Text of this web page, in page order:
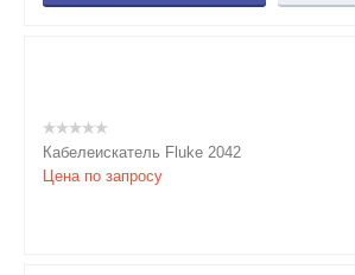
Кабелеискатель Fluke 2042
Цена по запросу